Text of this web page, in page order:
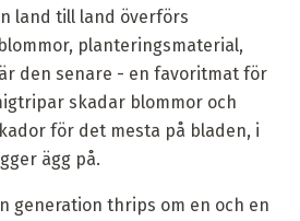
land till land överförs
planteringsmaterial,
den senare - en favoritmat för
skadar blommor och
för det mesta på bladen, i
ägg på.
generation thrips om en och en